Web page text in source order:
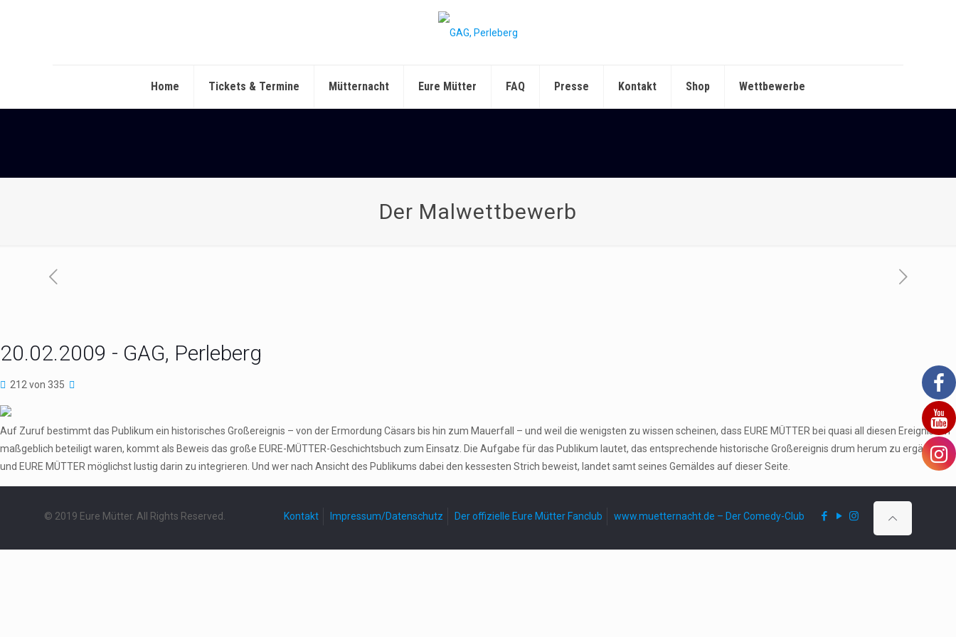
Home Tickets & Termine Mütternacht Eure Mütter FAQ Presse Kontakt Shop Wettbewerbe
Der Malwettbewerb
20.02.2009 - GAG, Perleberg
212 von 335
Auf Zuruf bestimmt das Publikum ein historisches Großereignis – von der Ermordung Cäsars bis hin zum Mauerfall – und weil die wenigsten zu wissen scheinen, dass EURE MÜTTER bei quasi all diesen Ereignissen
maßgeblich beteiligt waren, kommt als Beweis das große EURE-MÜTTER-Geschichtsbuch zum Einsatz. Die Aufgabe für das Publikum lautet, das entsprechende historische Großereignis drum herum zu ergänzen
und EURE MÜTTER möglichst lustig darin zu integrieren. Und wer nach Ansicht des Publikums dabei den kessesten Strich beweist, landet samt seines Gemäldes auf dieser Seite.
© 2019 Eure Mütter. All Rights Reserved. Kontakt Impressum/Datenschutz Der offizielle Eure Mütter Fanclub www.muetternacht.de – Der Comedy-Club